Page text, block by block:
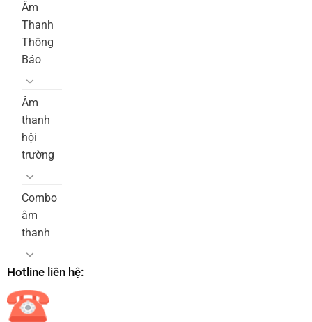
Âm
Thanh
Thông
Báo
Âm
thanh
hội
trường
Combo
âm
thanh
Hotline liên hệ: